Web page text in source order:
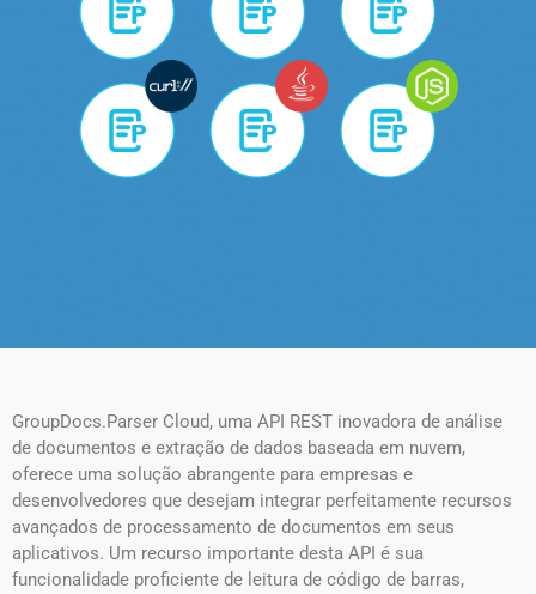
GroupDocs.Parser Cloud, uma API REST inovadora de análise
de documentos e extração de dados baseada em nuvem,
oferece uma solução abrangente para empresas e
desenvolvedores que desejam integrar perfeitamente recursos
avançados de processamento de documentos em seus
aplicativos. Um recurso importante desta API é sua
funcionalidade proficiente de leitura de código de barras,